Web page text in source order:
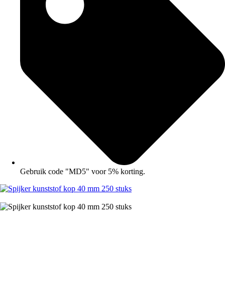
Gebruik code "MD5" voor 5% korting.